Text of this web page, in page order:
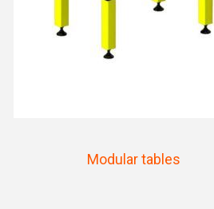
Modular tables